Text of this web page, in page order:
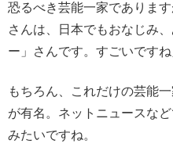
恐るべき芸能一家であります
さんは、日本でもおなじみ
ー」
さんです。すごいですね
もちろん、これだけの芸能一
が有名。 ネットニュースな
みたいですね。